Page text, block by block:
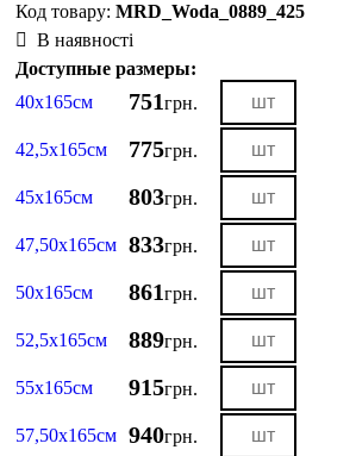
MRD_Woda_0889_425
В наявності
Доступные размеры:
40х165см
751грн.
42,5х165см 775грн.
45х165см 803грн.
47,50х165см 833грн.
50х165см 861грн.
52,5х165см 889грн.
55х165см 915грн.
57,50х165см 940грн.